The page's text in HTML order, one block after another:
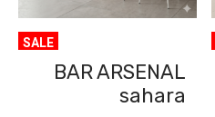
SALE
BAR ARSENAL
sahara